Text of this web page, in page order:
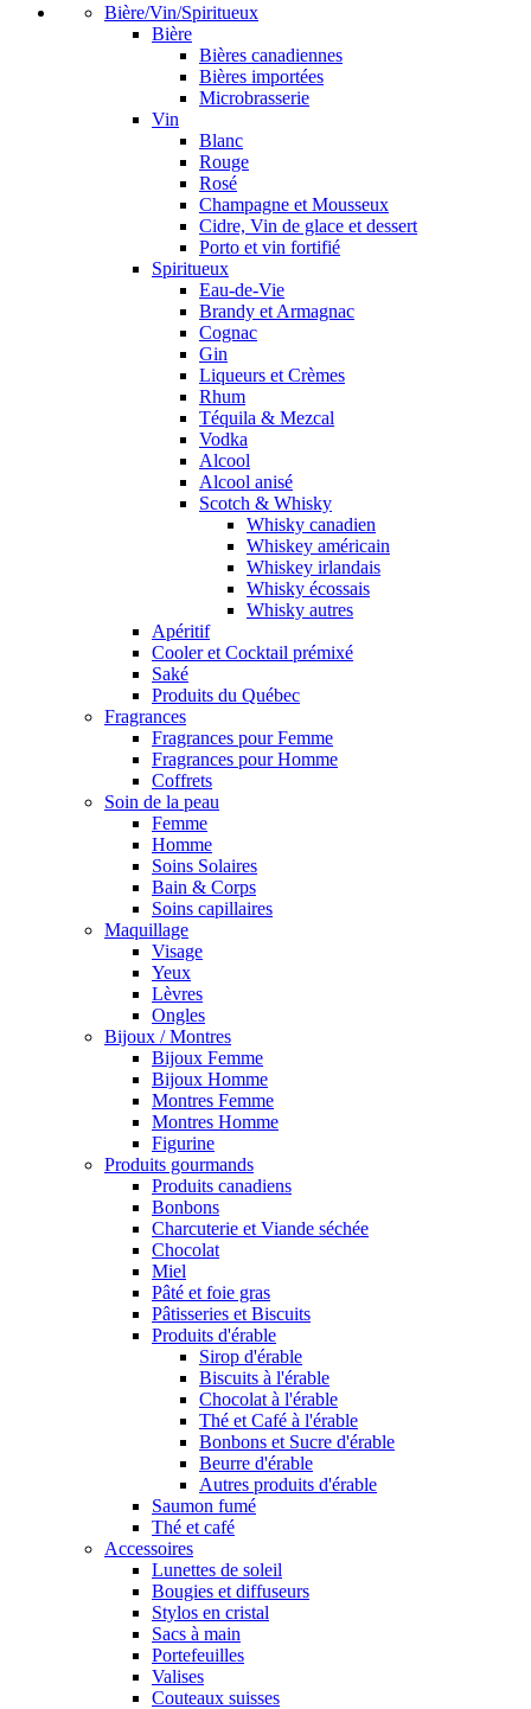
Bière/Vin/Spiritueux
Bière
Bières canadiennes
Bières importées
Microbrasserie
Vin
Blanc
Rouge
Rosé
Champagne et Mousseux
Cidre, Vin de glace et dessert
Porto et vin fortifié
Spiritueux
Eau-de-Vie
Brandy et Armagnac
Cognac
Gin
Liqueurs et Crèmes
Rhum
Téquila & Mezcal
Vodka
Alcool
Alcool anisé
Scotch & Whisky
Whisky canadien
Whiskey américain
Whiskey irlandais
Whisky écossais
Whisky autres
Apéritif
Cooler et Cocktail prémixé
Saké
Produits du Québec
Fragrances
Fragrances pour Femme
Fragrances pour Homme
Coffrets
Soin de la peau
Femme
Homme
Soins Solaires
Bain & Corps
Soins capillaires
Maquillage
Visage
Yeux
Lèvres
Ongles
Bijoux / Montres
Bijoux Femme
Bijoux Homme
Montres Femme
Montres Homme
Figurine
Produits gourmands
Produits canadiens
Bonbons
Charcuterie et Viande séchée
Chocolat
Miel
Pâté et foie gras
Pâtisseries et Biscuits
Produits d'érable
Sirop d'érable
Biscuits à l'érable
Chocolat à l'érable
Thé et Café à l'érable
Bonbons et Sucre d'érable
Beurre d'érable
Autres produits d'érable
Saumon fumé
Thé et café
Accessoires
Lunettes de soleil
Bougies et diffuseurs
Stylos en cristal
Sacs à main
Portefeuilles
Valises
Couteaux suisses